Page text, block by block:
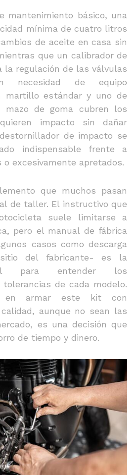
mantenimiento básico, una
mínima de cuatro litros
de aceite en casa sin
que un calibrador de
la regulación de las válvulas
necesidad de equipo
martillo estándar y uno de
mazo de goma cubren los
impacto sin dañar
de impacto se
indispensable frente a
excesivamente apretados.
que muchos pasan
de taller. El instructivo que
suele limitarse a
pero el manual de fábrica
casos como descarga
del fabricante- es la
para entender los
de cada modelo.
en armar este kit con
aunque no sean las
es una decisión que
de tiempo y dinero.